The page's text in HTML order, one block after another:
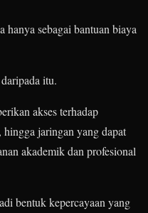
hanya sebagai bantuan biaya
itu.
akses terhadap
hingga jaringan yang dapat
akademik dan profesional
bentuk kepercayaan yang